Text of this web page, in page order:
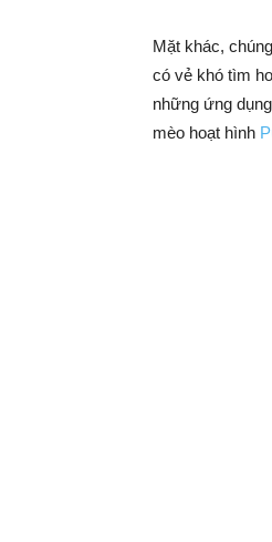
Mặt khác,
có vẻ khó tìm
những ứng
mèo hoạt hình